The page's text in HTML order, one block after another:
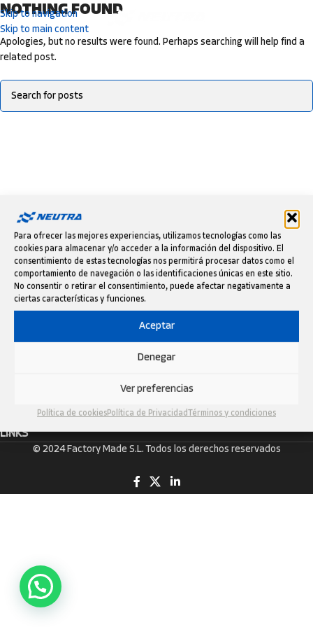
Para ofrecer las mejores experiencias, utilizamos tecnologías como las
cookies para almacenar y/o acceder a la información del dispositivo. El
consentimiento de estas tecnologías nos permitirá procesar datos como el
comportamiento de navegación o las identificaciones únicas en este sitio.
No consentir o retirar el consentimiento, puede afectar negativamente a
ciertas características y funciones.
Aceptar
Denegar
Ver preferencias
Política de cookiesPolítica de Privacidad Términos y condiciones
Skip to navigation
Skip to main content
NOTHING FOUND
Apologies, but no results were found. Perhaps searching will help find a
related post.
FACTORY MADE S.L
LINKS
© 2024 Factory Made S.L. Todos los derechos reservados